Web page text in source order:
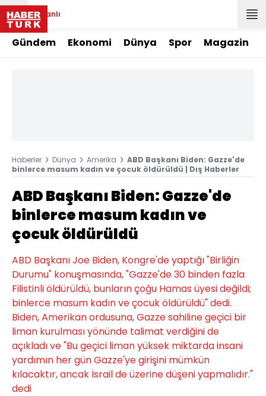
Canlı
Gündem Ekonomi Dünya Spor Magazin
Haberler Dünya Amerika
ABD Başkanı Biden: Gazze'de
binlerce masum kadın ve çocuk öldürüldü | Dış Haberler
ABD Başkanı Biden: Gazze'de
binlerce masum kadın ve
çocuk öldürüldü
ABD Başkanı Joe Biden, Kongre'de yaptığı "Birliğin
Durumu" konuşmasında, "Gazze'de 30 binden fazla
Filistinli öldürüldü, bunların çoğu Hamas üyesi değildi;
binlerce masum kadın ve çocuk öldürüldü" dedi.
Biden, Amerikan ordusuna, Gazze sahiline geçici bir
liman kurulması yönünde talimat verdiğini de
açıkladı ve "Bu geçici liman yüksek miktarda insani
yardımın her gün Gazze'ye girişini mümkün
kılacaktır, ancak İsrail de üzerine düşeni yapmalıdır."
dedi